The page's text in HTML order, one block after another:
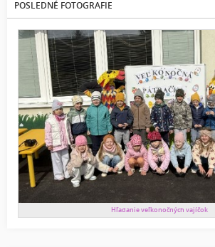
POSLEDNÉ FOTOGRAFIE
Hľadanie veľkonočných vajíčok